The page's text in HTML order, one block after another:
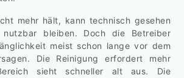
mehr hält, kann technisch gesehen
nutzbar bleiben. Doch die Betreiber
meist schon lange vor dem
Die Reinigung erfordert mehr
sieht schneller alt aus. Die